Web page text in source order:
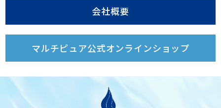
会社概要
マルチピュア公式オンラインショップ